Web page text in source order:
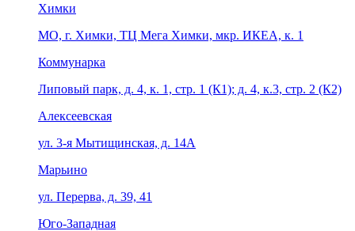
Химки
МО, г. Химки, ТЦ Мега Химки, мкр. ИКЕА, к. 1
Коммунарка
Липовый парк, д. 4, к. 1, стр. 1 (К1); д. 4, к.3, стр. 2 (К2)
Алексеевская
ул. 3-я Мытищинская, д. 14А
Марьино
ул. Перерва, д. 39, 41
Юго-Западная